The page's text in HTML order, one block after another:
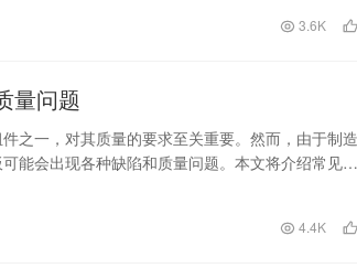
3.6K
量问题
之一，对其质量的要求至关重要。然而，由于制造
能会出现各种缺陷和质量问题。本文将介绍常见的
4.4K